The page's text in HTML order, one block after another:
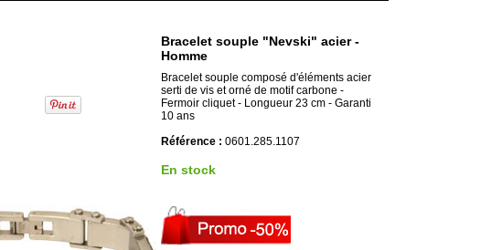
Bracelet souple "Nevski" acier -
Homme
Bracelet souple composé d'éléments acier
serti de vis et orné de motif carbone -
Fermoir cliquet - Longueur 23 cm - Garanti
10 ans
Référence : 0601.285.1107
En stock